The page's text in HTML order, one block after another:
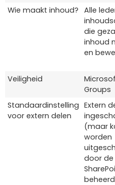
Wie maakt inhoud? Alle
die
inhoud
en
Veiligheid
Groups
Standaardinstelling
voor extern delen
Extern
(maar
worden
door de